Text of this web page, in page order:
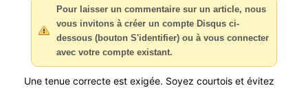
Pour laisser un commentaire sur un article, nous
vous invitons à créer un compte Disqus ci-
dessous (bouton S'identifier) ou à vous connecter
avec votre compte existant.
Une tenue correcte est exigée. Soyez courtois et évitez